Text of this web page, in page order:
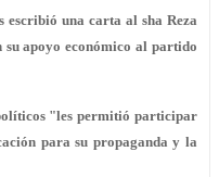
una carta al sha Reza
apoyo económico al partido
"les permitió participar
para su propaganda y la